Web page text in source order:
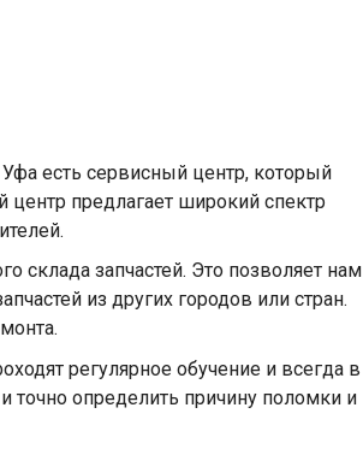
Уфа есть сервисный центр, который
центр предлагает широкий спектр
склада запчастей. Это позволяет нам
из других городов или стран.
регулярное обучение и всегда в
точно определить причину поломки и